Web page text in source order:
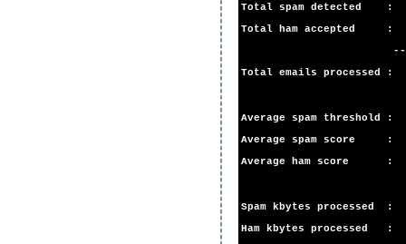
Total spam detected
Total ham accepted
Total emails
Average spam
Average spam
Average ham
Spam kbytes
Ham kbytes